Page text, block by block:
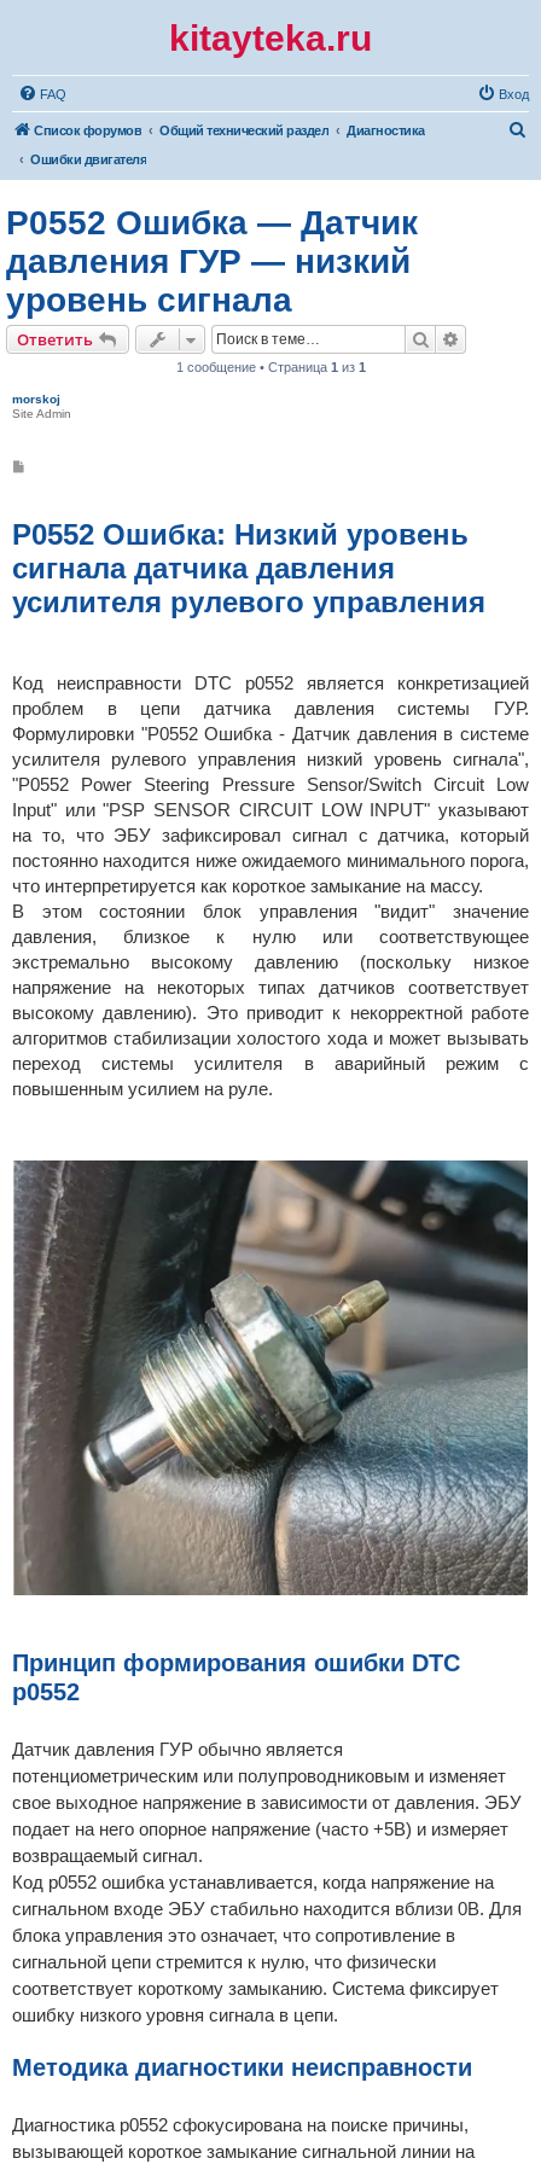
kitayteka.ru
FAQ Вход
Список форумов Общий технический раздел
Диагностика
Ошибки двигателя
P0552 Ошибка — Датчик
давления ГУР — низкий
уровень сигнала
Ответить Поиск
1 сообщение • Страница 1 из 1
morskoj
Site Admin
щ
е
и
е
P0552 Ошибка: Низкий уровень
сигнала датчика давления
усилителя рулевого управления
Код неисправности DTC p0552 является конкретизацией
проблем в цепи датчика давления системы ГУР.
Формулировки "P0552 Ошибка - Датчик давления в системе
усилителя рулевого управления низкий уровень сигнала",
"P0552 Power Steering Pressure Sensor/Switch Circuit Low
Input" или "PSP SENSOR CIRCUIT LOW INPUT" указывают
на то, что ЭБУ зафиксировал сигнал с датчика, который
постоянно находится ниже ожидаемого минимального порога,
что интерпретируется как короткое замыкание на массу.
В этом состоянии блок управления "видит" значение
давления, близкое к нулю или соответствующее
экстремально высокому давлению (поскольку низкое
напряжение на некоторых типах датчиков соответствует
высокому давлению). Это приводит к некорректной работе
алгоритмов стабилизации холостого хода и может вызывать
переход системы усилителя в аварийный режим с
повышенным усилием на руле.
Принцип формирования ошибки DTC
p0552
Датчик давления ГУР обычно является
потенциометрическим или полупроводниковым и изменяет
свое выходное напряжение в зависимости от давления. ЭБУ
подает на него опорное напряжение (часто +5В) и измеряет
возвращаемый сигнал.
Код p0552 ошибка устанавливается, когда напряжение на
сигнальном входе ЭБУ стабильно находится вблизи 0В. Для
блока управления это означает, что сопротивление в
сигнальной цепи стремится к нулю, что физически
соответствует короткому замыканию. Система фиксирует
ошибку низкого уровня сигнала в цепи.
Методика диагностики неисправности
Диагностика p0552 сфокусирована на поиске причины,
вызывающей короткое замыкание сигнальной линии на